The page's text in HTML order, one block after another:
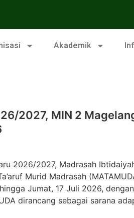
Akademik
2027, MIN 2
2026/2027, Madrasah
Murid Madrasah
Jumat, 17 Juli 2026,
dirancang sebagai sarana